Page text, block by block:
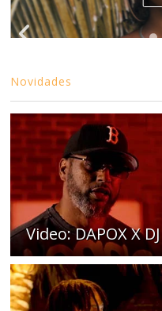
Novidades
Video: DAPOX X